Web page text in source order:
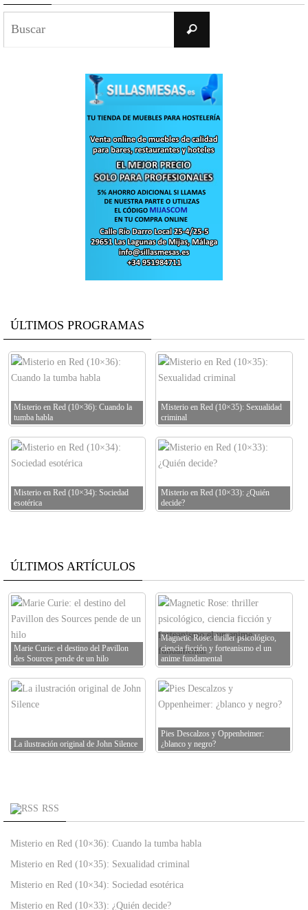
Buscar
ÚLTIMOS PROGRAMAS
Misterio en Red (10×36): Cuando la
tumba habla
Misterio en Red (10×35): Sexualidad
criminal
Misterio en Red (10×34): Sociedad
esotérica
Misterio en Red (10×33): ¿Quién
decide?
ÚLTIMOS ARTÍCULOS
Marie Curie: el destino del Pavillon
des Sources pende de un hilo
Magnetic Rose: thriller psicológico,
ciencia ficción y forteanismo el un
anime fundamental
La ilustración original de John Silence
Pies Descalzos y Oppenheimer:
¿blanco y negro?
RSS
Misterio en Red (10×36): Cuando la tumba habla
Misterio en Red (10×35): Sexualidad criminal
Misterio en Red (10×34): Sociedad esotérica
Misterio en Red (10×33): ¿Quién decide?